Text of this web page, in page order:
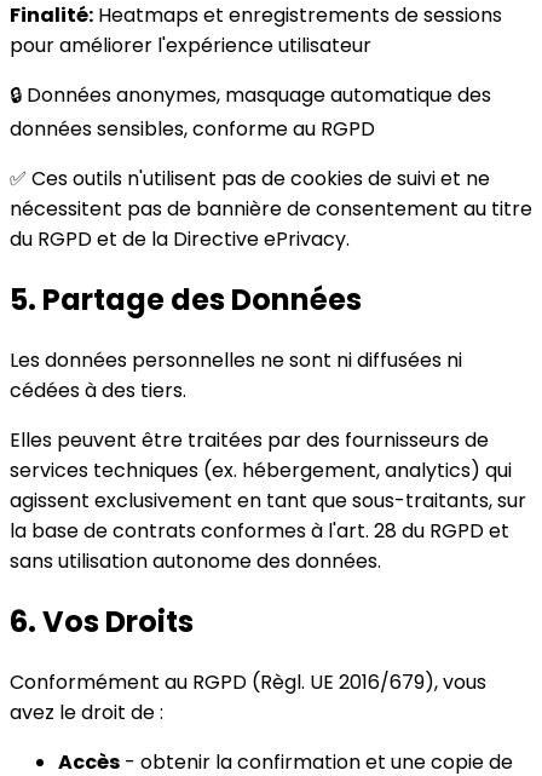
Finalité: Heatmaps et enregistrements de sessions
pour améliorer l'expérience utilisateur
🔒 Données anonymes, masquage automatique des
données sensibles, conforme au RGPD
✅ Ces outils n'utilisent pas de cookies de suivi et ne
nécessitent pas de bannière de consentement au titre
du RGPD et de la Directive ePrivacy.
5. Partage des Données
Les données personnelles ne sont ni diffusées ni
cédées à des tiers.
Elles peuvent être traitées par des fournisseurs de
services techniques (ex. hébergement, analytics) qui
agissent exclusivement en tant que sous-traitants, sur
la base de contrats conformes à l'art. 28 du RGPD et
sans utilisation autonome des données.
6. Vos Droits
Conformément au RGPD (Règl. UE 2016/679), vous
avez le droit de :
Accès - obtenir la confirmation et une copie de